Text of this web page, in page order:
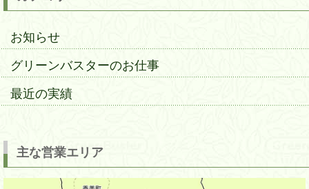
お知らせ
グリーンバスターのお仕事
最近の実績
主な営業エリア